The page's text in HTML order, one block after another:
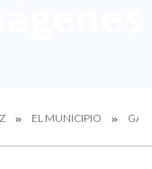
EL MUNICIPIO